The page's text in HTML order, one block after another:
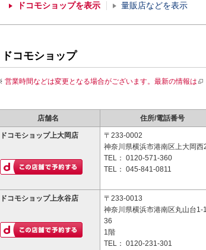
ドコモショップを表示 量販店などを表示
ドコモショップ
営業時間などは変更となる場合がございます。最新の情報は
店舗名 住所/電話番号
ドコモショップ上大岡店
〒233-0002
神奈川県横浜市港南区上大岡西
TEL： 0120-571-360
TEL： 045-841-0811
ドコモショップ上永谷店
〒233-0013
神奈川県横浜市港南区丸山台1-
36
1階
TEL： 0120-231-301